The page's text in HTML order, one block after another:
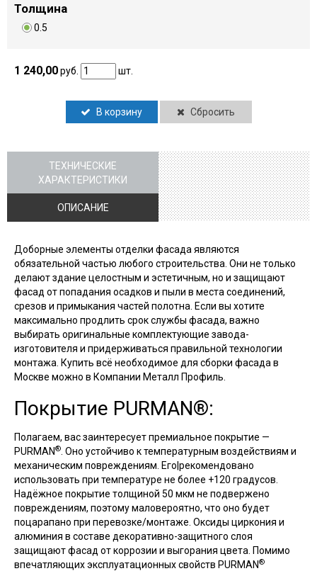
Толщина
0.5
1 240,00руб. шт.
В корзину Сбросить
ТЕХНИЧЕСКИЕ
ХАРАКТЕРИСТИКИ
ОПИСАНИЕ
Доборные элементы отделки фасада являются
обязательной частью любого строительства. Они не только
делают здание целостным и эстетичным, но и защищают
фасад от попадания осадков и пыли в места соединений,
срезов и примыкания частей полотна. Если вы хотите
максимально продлить срок службы фасада, важно
выбирать оригинальные комплектующие завода-
изготовителя и придерживаться правильной технологии
монтажа. Купить всё необходимое для сборки фасада в
Москве можно в Компании Металл Профиль.
Покрытие PURMAN®:
Полагаем, вас заинтересует премиальное покрытие —
PURMAN® . Оно устойчиво к температурным воздействиям и
механическим повреждениям. Его|рекомендовано
использовать при температуре не более +120 градусов.
Надёжное покрытие толщиной 50 мкм не подвержено
повреждениям, поэтому маловероятно, что оно будет
поцарапано при перевозке/монтаже. Оксиды циркония и
алюминия в составе декоративно-защитного слоя
защищают фасад от коррозии и выгорания цвета. Помимо
впечатляющих эксплуатационных свойств PURMAN®